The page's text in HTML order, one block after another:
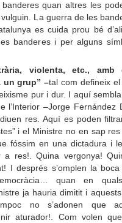
quan altres les
La guerra de les
es cuida prou bé
banderes i per alguns
violenta, etc., amb
un grup” –tal com defineix
pur i dur. I aquí
l’Interior –Jorge Fernández
res. Aquí es poden
i el Ministre no en sap
fóssim en una dictadura i
a res!. Quina vergonya!
I després s’omplen la
quan en
ja hauria dimitit i
no s’adonen que
aturador!. Com volen